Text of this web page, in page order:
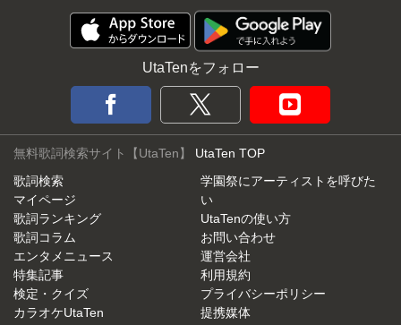
UtaTenをフォロー
無料歌詞検索サイト【UtaTen】 UtaTen TOP
歌詞検索
マイページ
歌詞ランキング
歌詞コラム
エンタメニュース
特集記事
検定・クイズ
カラオケUtaTen
学園祭にアーティストを呼びた
い
UtaTenの使い方
お問い合わせ
運営会社
利用規約
プライバシーポリシー
提携媒体